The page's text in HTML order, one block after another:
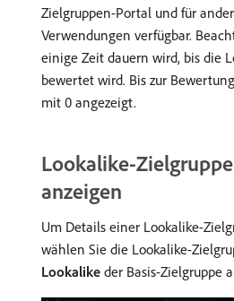
Zielgruppen-Portal und für
Verwendungen verfügbar.
einige Zeit dauern wird, bis die
bewertet wird. Bis zur
mit 0 angezeigt.
Lookalike-
anzeigen
Um Details einer Lookalike-
wählen Sie die Lookalike-
Lookalike der Basis-Zielgruppe